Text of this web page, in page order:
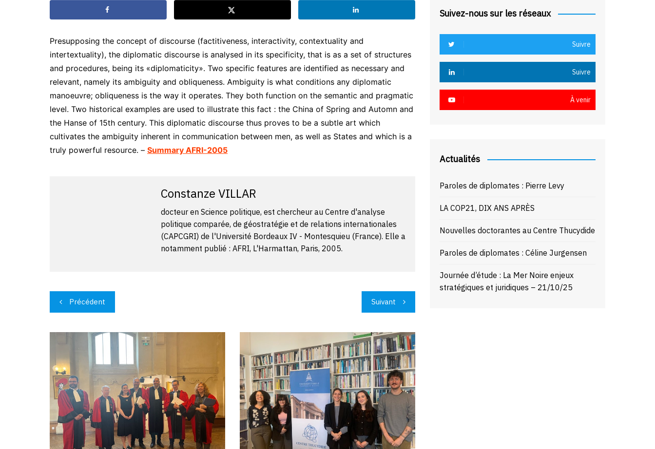
Presupposing the concept of discourse (factitiveness, interactivity, contextuality and
intertextuality), the diplomatic discourse is analysed in its specificity, that is as a set of structures
and procedures, being its «diplomaticity». Two specific features are identified as necessary and
relevant, namely its ambiguity and obliqueness. Ambiguity is what conditions any diplomatic
manoeuvre; obliqueness is the way it operates. They both function on the semantic and pragmatic
level. Two historical examples are used to illustrate this fact : the China of Spring and Automn and
the Hanse of 15th century. This diplomatic discourse thus proves to be a subtle art which
cultivates the ambiguity inherent in communication between men, as well as States and which is a
truly powerful resource. – Summary AFRI-2005
Constanze VILLAR
docteur en Science politique, est chercheur au Centre d'analyse
politique comparée, de géostratégie et de relations internationales
(CAPCGRI) de l'Université Bordeaux IV - Montesquieu (France). Elle a
notamment publié : AFRI, L'Harmattan, Paris, 2005.
Navigation
de
l’article
Précédent Suivant
Suivez-nous sur les réseaux
Suivre
Suivre
À venir
Actualités
Paroles de diplomates : Pierre Levy
LA COP21, DIX ANS APRÈS
Nouvelles doctorantes au Centre Thucydide
Paroles de diplomates : Céline Jurgensen
Journée d’étude : La Mer Noire enjeux
stratégiques et juridiques – 21/10/25